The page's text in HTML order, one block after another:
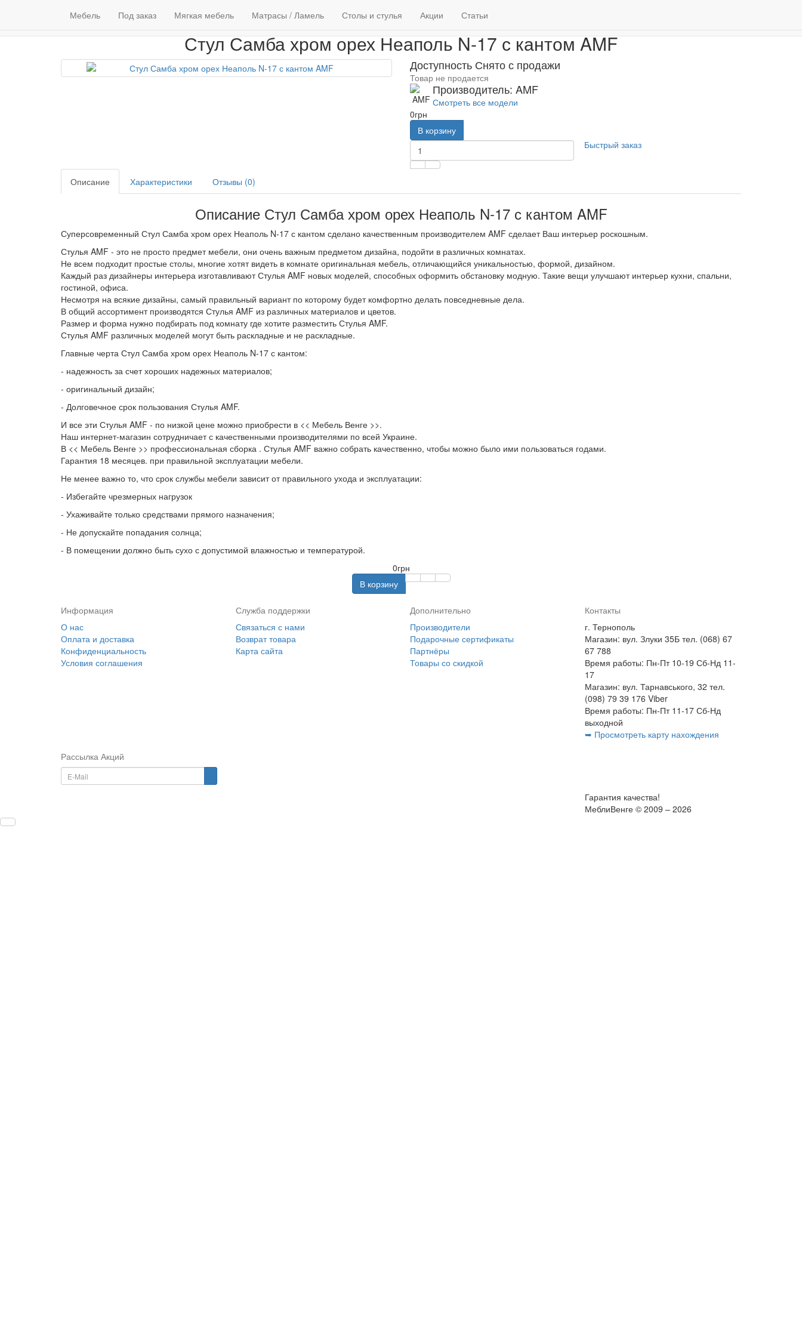
(098) 79 39 176 Контакты
Мебель Под заказ Мягкая мебель Матрасы / Ламель Столы и стулья Акции Статьи
Столы и стулья Стулья Стул Самба хром орех Неаполь N-17 с кантом
Стул Самба хром орех Неаполь N-17 с кантом AMF
Доступность Снято с продажи
Товар не продается
Производитель: AMF
Смотреть все модели
0грн
В корзину
Быстрый заказ
Описание Характеристики Отзывы (0)
Описание Стул Самба хром орех Неаполь N-17 с кантом AMF
Суперсовременный Стул Самба хром орех Неаполь N-17 с кантом сделано качественным производителем AMF сделает Ваш интерьер роскошным.
Стулья AMF - это не просто предмет мебели, они очень важным предметом дизайна, подойти в различных комнатах.
Не всем подходит простые столы, многие хотят видеть в комнате оригинальная мебель, отличающийся уникальностью, формой, дизайном.
Каждый раз дизайнеры интерьера изготавливают Стулья AMF новых моделей, способных оформить обстановку модную. Такие вещи улучшают интерьер кухни, спальни,
гостиной, офиса.
Несмотря на всякие дизайны, самый правильный вариант по которому будет комфортно делать повседневные дела.
В общий ассортимент производятся Стулья AMF из различных материалов и цветов.
Размер и форма нужно подбирать под комнату где хотите разместить Стулья AMF.
Стулья AMF различных моделей могут быть раскладные и не раскладные.
Главные черта Стул Самба хром орех Неаполь N-17 с кантом:
- надежность за счет хороших надежных материалов;
- оригинальный дизайн;
- Долговечное срок пользования Стулья AMF.
И все эти Стулья AMF - по низкой цене можно приобрести в << Мебель Венге >>.
Наш интернет-магазин сотрудничает с качественными производителями по всей Украине.
В << Мебель Венге >> профессиональная сборка . Стулья AMF важно собрать качественно, чтобы можно было ими пользоваться годами.
Гарантия 18 месяцев. при правильной эксплуатации мебели.
Не менее важно то, что срок службы мебели зависит от правильного ухода и эксплуатации:
- Избегайте чрезмерных нагрузок
- Ухаживайте только средствами прямого назначения;
- Не допускайте попадания солнца;
- В помещении должно быть сухо с допустимой влажностью и температурой.
0грн
В корзину
Информация
О нас
Оплата и доставка
Конфиденциальность
Условия соглашения
Служба поддержки
Связаться с нами
Возврат товара
Карта сайта
Дополнительно
Производители
Подарочные сертификаты
Партнёры
Товары со скидкой
Контакты
г. Тернополь
Магазин: вул. Злуки 35Б тел. (068) 67
67 788
Время работы: Пн-Пт 10-19 Сб-Нд 11-
17
Магазин: вул. Тарнавського, 32 тел.
(098) 79 39 176 Viber
Время работы: Пн-Пт 11-17 Сб-Нд
выходной
➥ Просмотреть карту нахождения
Рассылка Акций
Гарантия качества!
МеблиВенге © 2009 – 2026